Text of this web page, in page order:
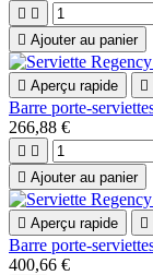
 
 Ajouter au panier
 Aperçu rapide 
Barre porte-
266,88 €
 
 Ajouter au panier
 Aperçu rapide 
Barre porte-
400,66 €